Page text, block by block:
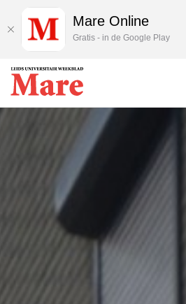
Mare Online
Gratis - in de Google Play